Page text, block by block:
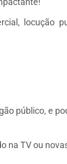
locução
público, e
na TV ou